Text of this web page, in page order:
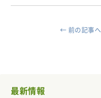
← 前の記事へ
最新情報